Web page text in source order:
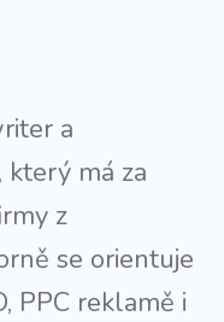
a
který má za
z
se orientuje
PPC reklamě i